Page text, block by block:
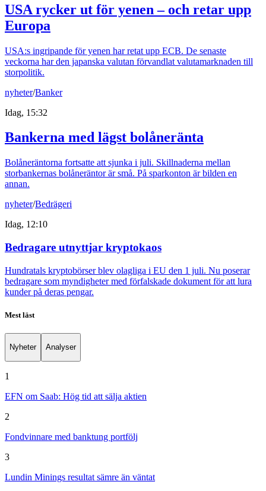
USA rycker ut för yenen – och retar upp
Europa
USA:s ingripande för yenen har retat upp ECB. De senaste
veckorna har den japanska valutan förvandlat valutamarknaden till
storpolitik.
nyheter/Banker
Idag, 15:32
Bankerna med lägst bolåneränta
Bolåneräntorna fortsatte att sjunka i juli. Skillnaderna mellan
storbankernas bolåneräntor är små. På sparkonton är bilden en
annan.
nyheter/Bedrägeri
Idag, 12:10
Bedragare utnyttjar kryptokaos
Hundratals kryptobörser blev olagliga i EU den 1 juli. Nu poserar
bedragare som myndigheter med förfalskade dokument för att lura
kunder på deras pengar.
Mest läst
Nyheter Analyser
1
EFN om Saab: Hög tid att sälja aktien
2
Fondvinnare med banktung portfölj
3
Lundin Minings resultat sämre än väntat